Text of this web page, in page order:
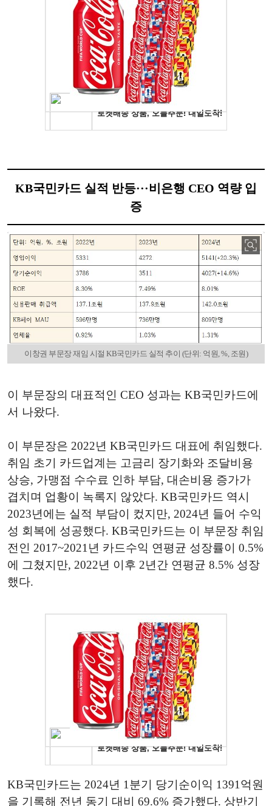
KB국민카드 실적 반등···비은행 CEO 역량 입
증
이창권 부문장 재임 시절 KB국민카드 실적 추이 (단위: 억원, %, 조원)
이 부문장의 대표적인 CEO 성과는 KB국민카드에
서 나왔다.
이 부문장은 2022년 KB국민카드 대표에 취임했다.
취임 초기 카드업계는 고금리 장기화와 조달비용
상승, 가맹점 수수료 인하 부담, 대손비용 증가가
겹치며 업황이 녹록지 않았다. KB국민카드 역시
2023년에는 실적 부담이 컸지만, 2024년 들어 수익
성 회복에 성공했다. KB국민카드는 이 부문장 취임
전인 2017~2021년 카드수익 연평균 성장률이 0.5%
에 그쳤지만, 2022년 이후 2년간 연평균 8.5% 성장
했다.
KB국민카드는 2024년 1분기 당기순이익 1391억원
을 기록해 전년 동기 대비 69.6% 증가했다. 상반기